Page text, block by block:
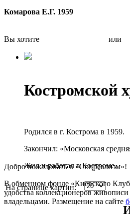
Комарова Е.Г. 1959
Вы хотите или
Костромской
Родился в г. Кострома в 1959.
Закончил: «Московская
Жил и работал в Костроме.
На странице картин:
Добро пожаловать в «Соцреализм»!
В обменном фонде «Киевского
удобства коллекционеров
владельцами. Размещение на сайте